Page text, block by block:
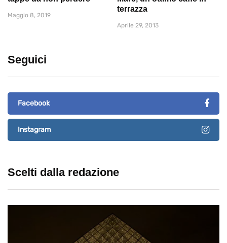
Maggio 8, 2019
terrazza
Aprile 29, 2013
Seguici
Facebook
Instagram
Scelti dalla redazione